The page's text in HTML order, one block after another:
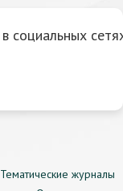
социальных
Тематические журналы